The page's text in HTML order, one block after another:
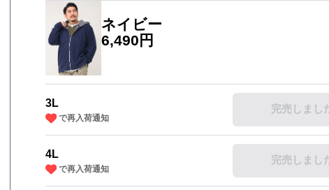
ネイビー
6,490円
3L
で再入荷通知
完売しまし
4L
で再入荷通知
完売しまし